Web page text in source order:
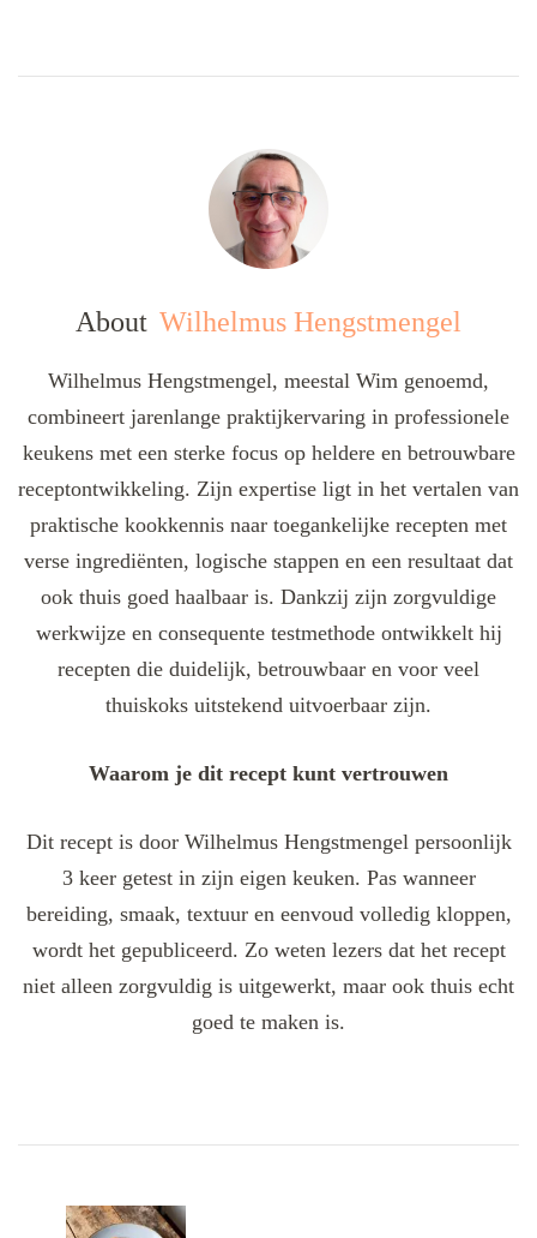
About Wilhelmus Hengstmengel
Wilhelmus Hengstmengel, meestal Wim genoemd,
combineert jarenlange praktijkervaring in professionele
keukens met een sterke focus op heldere en betrouwbare
receptontwikkeling. Zijn expertise ligt in het vertalen van
praktische kookkennis naar toegankelijke recepten met
verse ingrediënten, logische stappen en een resultaat dat
ook thuis goed haalbaar is. Dankzij zijn zorgvuldige
werkwijze en consequente testmethode ontwikkelt hij
recepten die duidelijk, betrouwbaar en voor veel
thuiskoks uitstekend uitvoerbaar zijn.
Waarom je dit recept kunt vertrouwen
Dit recept is door Wilhelmus Hengstmengel persoonlijk
3 keer getest in zijn eigen keuken. Pas wanneer
bereiding, smaak, textuur en eenvoud volledig kloppen,
wordt het gepubliceerd. Zo weten lezers dat het recept
niet alleen zorgvuldig is uitgewerkt, maar ook thuis echt
goed te maken is.
Navigation